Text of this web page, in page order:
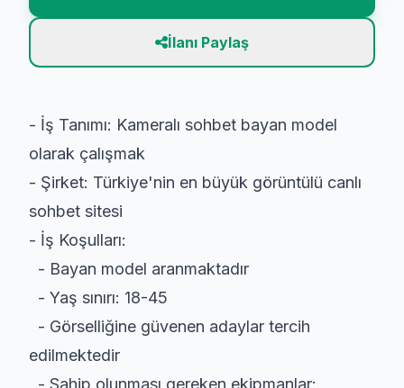
İlanı Paylaş
- İş Tanımı: Kameralı sohbet bayan model
olarak çalışmak
- Şirket: Türkiye'nin en büyük görüntülü canlı
sohbet sitesi
- İş Koşulları:
- Bayan model aranmaktadır
- Yaş sınırı: 18-45
- Görselliğine güvenen adaylar tercih
edilmektedir
- Sahip olunması gereken ekipmanlar: